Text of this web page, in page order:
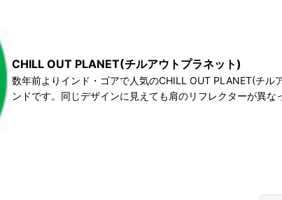
CHILL OUT PLANET(チルアウトプラネット)
数年前よりインド・ゴアで人気のCHILL OUT PLANET(チル
ンドです。同じデザインに見えても肩のリフレクターが異な